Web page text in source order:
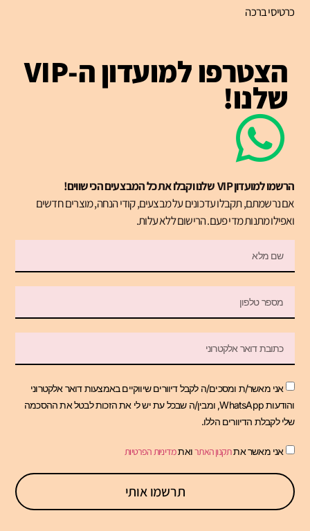
כרטיסי ברכה
הצטרפו למועדון ה-VIP
שלנו!
הרשמו למועדון VIP שלנו וקבלו את כל המבצעים הכי שווים!
אם נרשמתם, תקבלו עדכונים על מבצעים, קודי הנחה, מוצרים חדשים
ואפילו מתנות מדי פעם. הרישום ללא עלות.
אני מאשר/ת ומסכים/ה לקבל דיוורים שיווקיים באמצעות דואר אלקטרוני
והודעות WhatsApp, ומבין/ה שבכל עת יש לי את הזכות לבטל את ההסכמה
שלי לקבלת הדיוורים הללו.
אני מאשר אתתקנון האתרואתמדיניות הפרטיות
תרשמו אותי